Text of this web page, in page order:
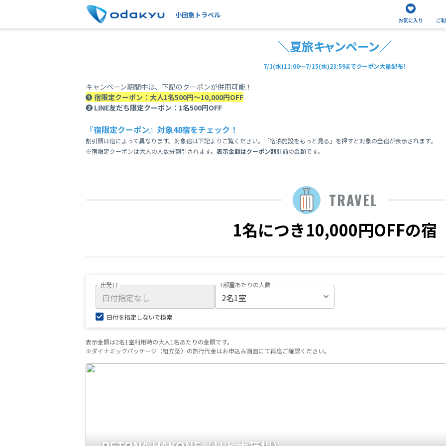
小田急トラベル
お気に入り ご
＼夏旅キャンペーン／
7/1(水)11:00～7/15(水)23:59までクーポン大量配布！
キャンペーン期間中は、下記のクーポンが併用可能！
❶ 宿限定クーポン：大人1名500円～10,000円OFF
❷ LINE友だち限定クーポン：1名500円OFF
『宿限定クーポン』対象48宿をチェック！
割引額は宿によって異なります。対象宿は下記よりご覧ください。「宿泊施設をもっと見る」を押すと対象の全宿が表示されます。
※宿限定クーポンは大人の人数分割引されます。 表示金額はクーポン割引前の金額です。
TRAVEL
1名につき10,000円OFFの宿
出発日 1部屋あたりの人数
日付を指定しないで検索
表示金額は2名1室利用時の大人1名あたりの金額です。
※ダイナミックパッケージ（組立型）の旅行代金はお申込み画面にて再度ご確認ください。